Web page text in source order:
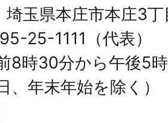
玉県本庄市本庄3丁
25-1111（代表）
8時30分から午後5
、年末年始を除く）